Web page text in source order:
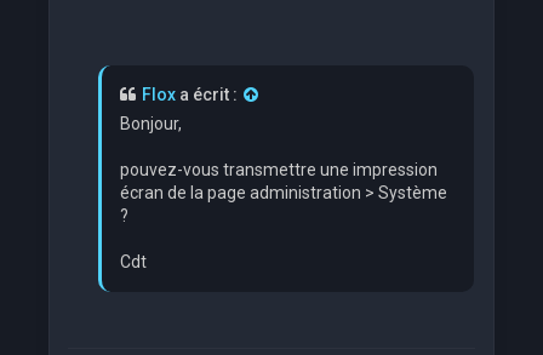
Flox a écrit :
Bonjour,
pouvez-vous transmettre une impression
écran de la page administration > Système
?
Cdt